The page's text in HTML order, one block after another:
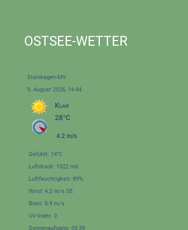
OSTSEE-WETTER
Steinhagen-MV
9. August 2026, 14:44
Klar
28°C
4.2 m/s
Gefühlt: 14°C
Luftdruck: 1022 mb
Luftfeuchtigkeit: 89%
Wind: 4.2 m/s SE
Böen: 8.9 m/s
UV-Index: 0
Sonnenaufgang: 05:39